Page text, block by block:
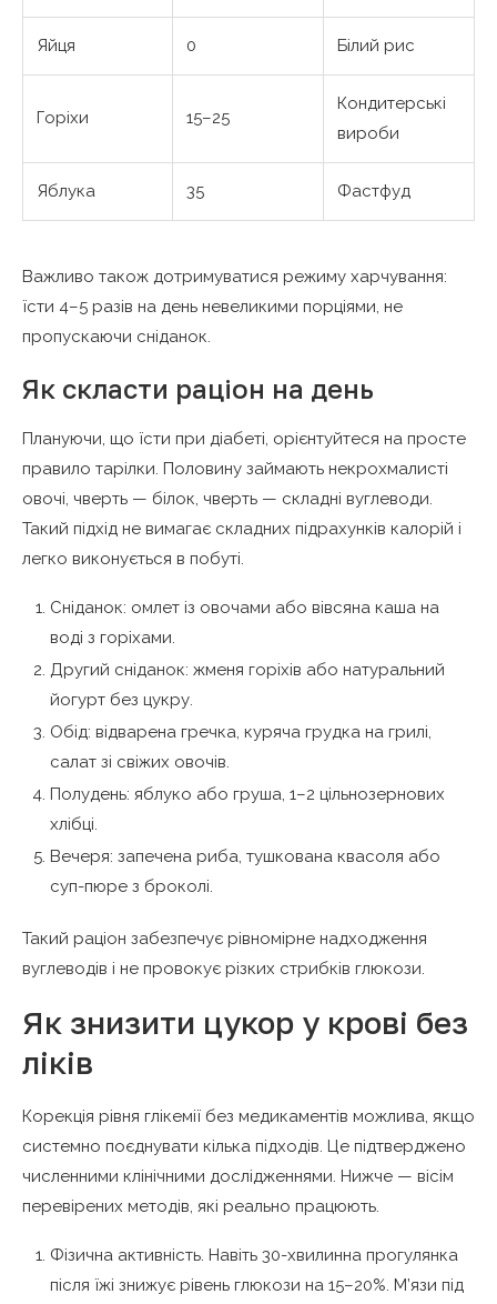
Яйця 0 Білий рис
Горіхи 15–25
Кондитерські
вироби
Яблука 35 Фастфуд
Важливо також дотримуватися режиму харчування:
їсти 4–5 разів на день невеликими порціями, не
пропускаючи сніданок.
Як скласти раціон на день
Плануючи, що їсти при діабеті, орієнтуйтеся на просте
правило тарілки. Половину займають некрохмалисті
овочі, чверть — білок, чверть — складні вуглеводи.
Такий підхід не вимагає складних підрахунків калорій і
легко виконується в побуті.
Сніданок: омлет із овочами або вівсяна каша на
воді з горіхами.
Другий сніданок: жменя горіхів або натуральний
йогурт без цукру.
Обід: відварена гречка, куряча грудка на грилі,
салат зі свіжих овочів.
Полудень: яблуко або груша, 1–2 цільнозернових
хлібці.
Вечеря: запечена риба, тушкована квасоля або
суп-пюре з броколі.
Такий раціон забезпечує рівномірне надходження
вуглеводів і не провокує різких стрибків глюкози.
Як знизити цукор у крові без
ліків
Корекція рівня глікемії без медикаментів можлива, якщо
системно поєднувати кілька підходів. Це підтверджено
численними клінічними дослідженнями. Нижче — вісім
перевірених методів, які реально працюють.
Фізична активність. Навіть 30-хвилинна прогулянка
після їжі знижує рівень глюкози на 15–20%. М’язи під